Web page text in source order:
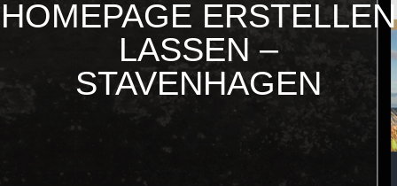
HOMEPAGE ERSTELLEN
LASSEN –
STAVENHAGEN